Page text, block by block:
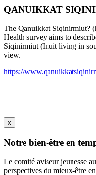
QANUIKKAT
The Qanuikkat Siqinirmiut?
Health survey aims to
Siqinirmiut (Inuit living in
view.
https://
x
Notre bien-être en
Le comité aviseur jeunesse
perspectives du mieux-être